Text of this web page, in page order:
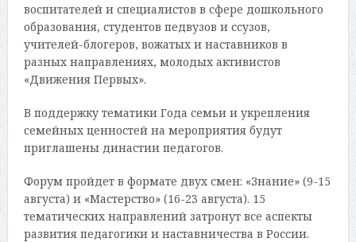
воспитателей и специалистов в сфере дошкольного
образования, студентов педвузов и ссузов,
учителей-блогеров, вожатых и наставников в
разных направлениях, молодых активистов
«Движения Первых».
В поддержку тематики Года семьи и укрепления
семейных ценностей на мероприятия будут
приглашены династии педагогов.
Форум пройдет в формате двух смен: «Знание» (9-15
августа) и «Мастерство» (16-23 августа). 15
тематических направлений затронут все аспекты
развития педагогики и наставничества в России.